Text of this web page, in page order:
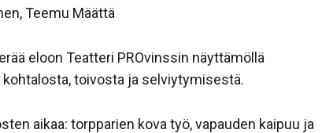
Teemu Määttä
eloon Teatteri PROvinssin näyttämöllä
toivosta ja selviytymisestä.
aikaa: torpparien kova työ, vapauden kaipuu ja